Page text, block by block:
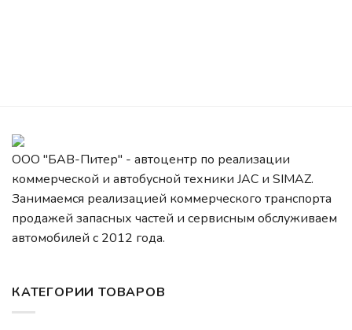
ООО "БАВ-Питер" - автоцентр по реализации
коммерческой и автобусной техники JAC и SIMAZ.
Занимаемся реализацией коммерческого транспорта
продажей запасных частей и сервисным обслуживаем
автомобилей c 2012 года.
КАТЕГОРИИ ТОВАРОВ